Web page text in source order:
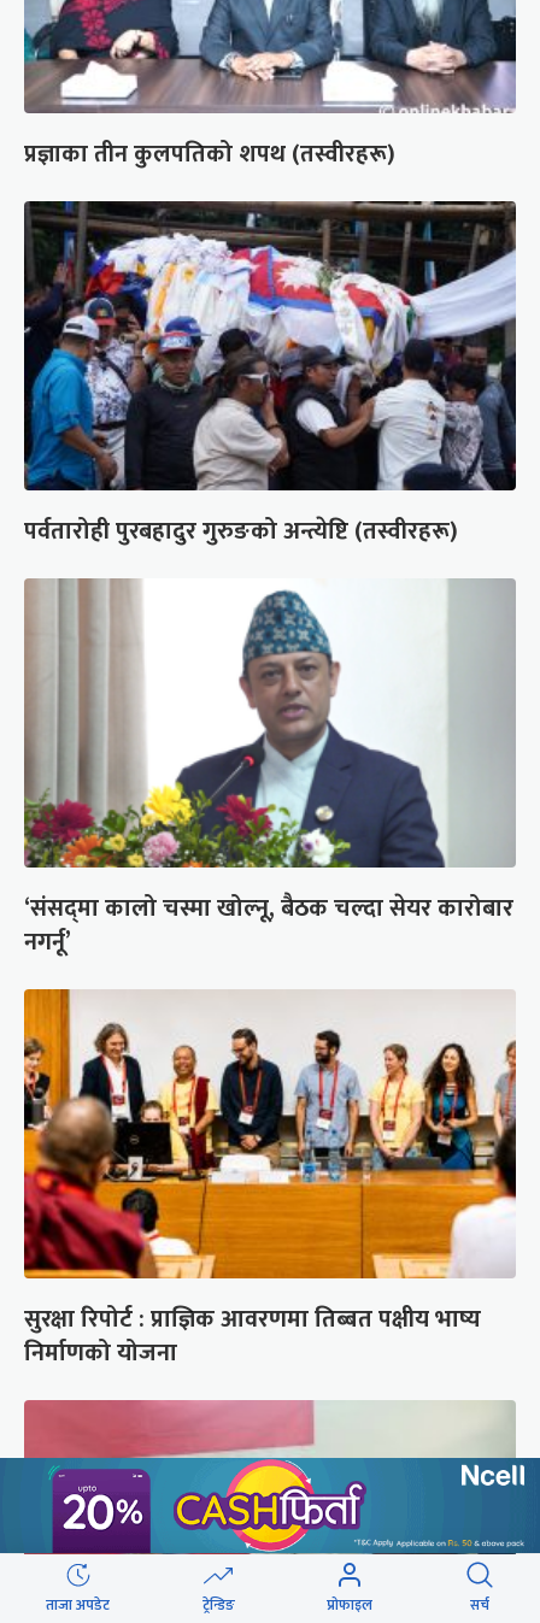
प्रज्ञाका तीन कुलपतिको शपथ (तस्वीरहरू)
पर्वतारोही पुरबहादुर गुरुङको अन्त्येष्टि (तस्वीरहरू)
‘संसद्‍मा कालो चस्मा खोल्नू, बैठक चल्दा सेयर कारोबार
नगर्नू’
सुरक्षा रिपोर्ट : प्राज्ञिक आवरणमा तिब्बत पक्षीय भाष्य
निर्माणको योजना
ताजा अपडेट ट्रेन्डिङ प्रोफाइल सर्च